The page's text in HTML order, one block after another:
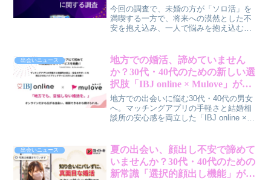
今回の調査で、未婚の方が「ソロ活」を
満喫する一方で、将来への漠然とした不
安を抱え込み、一人で悩みを抱え込む傾
な相談先やサポートを活用し、前向きに
未来をデザインするヒントをお届けしま
す。
出会いニュース
地方での婚活、諦めていません
か？30代・40代のための新しい選
択肢「IBJ online × Mulove」が東
北・信越・北陸エリアに登場！
地方での出会いに悩む30代・40代の男女
へ。マッチングアプリの手軽さと結婚相
談所の安心感を両立した「IBJ online ×
活用法を解説します。
出会いニュース
夏の出会い、顔出し不安で諦めて
いませんか？30代・40代のための
新常識「選択的顔出し機能」が安